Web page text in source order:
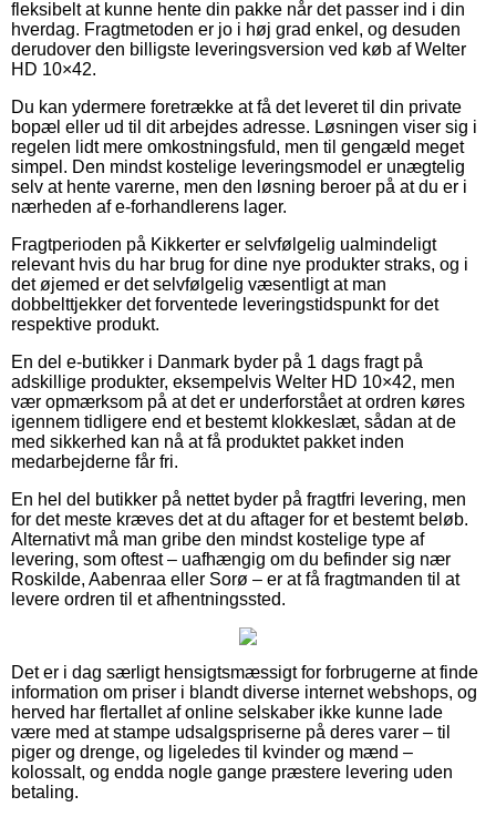
fleksibelt at kunne hente din pakke når det passer ind i din
hverdag. Fragtmetoden er jo i høj grad enkel, og desuden
derudover den billigste leveringsversion ved køb af Welter
HD 10×42.
Du kan ydermere foretrække at få det leveret til din private
bopæl eller ud til dit arbejdes adresse. Løsningen viser sig i
regelen lidt mere omkostningsfuld, men til gengæld meget
simpel. Den mindst kostelige leveringsmodel er unægtelig
selv at hente varerne, men den løsning beroer på at du er i
nærheden af e-forhandlerens lager.
Fragtperioden på Kikkerter er selvfølgelig ualmindeligt
relevant hvis du har brug for dine nye produkter straks, og i
det øjemed er det selvfølgelig væsentligt at man
dobbelttjekker det forventede leveringstidspunkt for det
respektive produkt.
En del e-butikker i Danmark byder på 1 dags fragt på
adskillige produkter, eksempelvis Welter HD 10×42, men
vær opmærksom på at det er underforstået at ordren køres
igennem tidligere end et bestemt klokkeslæt, sådan at de
med sikkerhed kan nå at få produktet pakket inden
medarbejderne får fri.
En hel del butikker på nettet byder på fragtfri levering, men
for det meste kræves det at du aftager for et bestemt beløb.
Alternativt må man gribe den mindst kostelige type af
levering, som oftest – uafhængig om du befinder sig nær
Roskilde, Aabenraa eller Sorø – er at få fragtmanden til at
levere ordren til et afhentningssted.
Det er i dag særligt hensigtsmæssigt for forbrugerne at finde
information om priser i blandt diverse internet webshops, og
herved har flertallet af online selskaber ikke kunne lade
være med at stampe udsalgspriserne på deres varer – til
piger og drenge, og ligeledes til kvinder og mænd –
kolossalt, og endda nogle gange præstere levering uden
betaling.